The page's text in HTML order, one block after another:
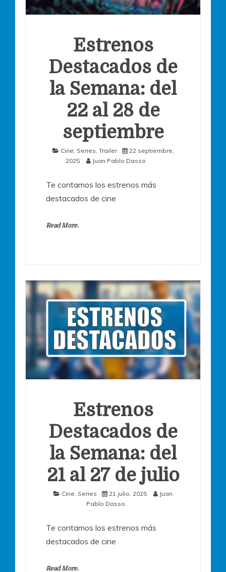
Estrenos
Destacados de
la Semana: del
22 al 28 de
septiembre
Cine, Series, Trailer
22 septiembre,
2025
Juan Pablo Dasso
Te contamos los estrenos más
destacados de cine
Read More.
Estrenos
Destacados de
la Semana: del
21 al 27 de julio
Cine Series 21 julio, 2025
Juan
Pablo Dasso
Te contamos los estrenos más
destacados de cine
Read More.